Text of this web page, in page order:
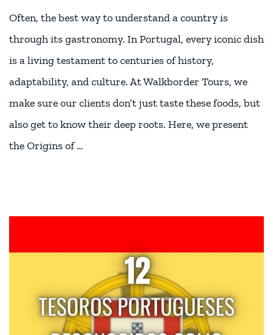
Often, the best way to understand a country is
through its gastronomy. In Portugal, every iconic dish
is a living testament to centuries of history,
adaptability, and culture. At Walkborder Tours, we
make sure our clients don’t just taste these foods, but
also get to know their deep roots. Here, we present
the Origins of …